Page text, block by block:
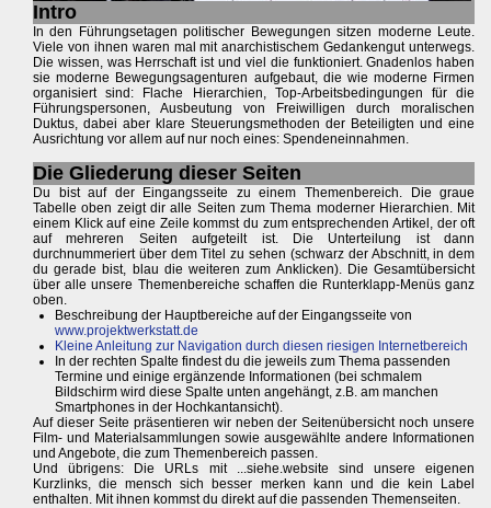
Intro
In den Führungsetagen politischer Bewegungen sitzen moderne Leute.
Viele von ihnen waren mal mit anarchistischem Gedankengut unterwegs.
Die wissen, was Herrschaft ist und viel die funktioniert. Gnadenlos haben
sie moderne Bewegungsagenturen aufgebaut, die wie moderne Firmen
organisiert sind: Flache Hierarchien, Top-Arbeitsbedingungen für die
Führungspersonen, Ausbeutung von Freiwilligen durch moralischen
Duktus, dabei aber klare Steuerungsmethoden der Beteiligten und eine
Ausrichtung vor allem auf nur noch eines: Spendeneinnahmen.
Die Gliederung dieser Seiten
Du bist auf der Eingangsseite zu einem Themenbereich. Die graue
Tabelle oben zeigt dir alle Seiten zum Thema moderner Hierarchien. Mit
einem Klick auf eine Zeile kommst du zum entsprechenden Artikel, der oft
auf mehreren Seiten aufgeteilt ist. Die Unterteilung ist dann
durchnummeriert über dem Titel zu sehen (schwarz der Abschnitt, in dem
du gerade bist, blau die weiteren zum Anklicken). Die Gesamtübersicht
über alle unsere Themenbereiche schaffen die Runterklapp-Menüs ganz
oben.
Beschreibung der Hauptbereiche auf der Eingangsseite von
www.projektwerkstatt.de
Kleine Anleitung zur Navigation durch diesen riesigen Internetbereich
In der rechten Spalte findest du die jeweils zum Thema passenden
Termine und einige ergänzende Informationen (bei schmalem
Bildschirm wird diese Spalte unten angehängt, z.B. am manchen
Smartphones in der Hochkantansicht).
Auf dieser Seite präsentieren wir neben der Seitenübersicht noch unsere
Film- und Materialsammlungen sowie ausgewählte andere Informationen
und Angebote, die zum Themenbereich passen.
Und übrigens: Die URLs mit ...siehe.website sind unsere eigenen
Kurzlinks, die mensch sich besser merken kann und die kein Label
enthalten. Mit ihnen kommst du direkt auf die passenden Themenseiten.